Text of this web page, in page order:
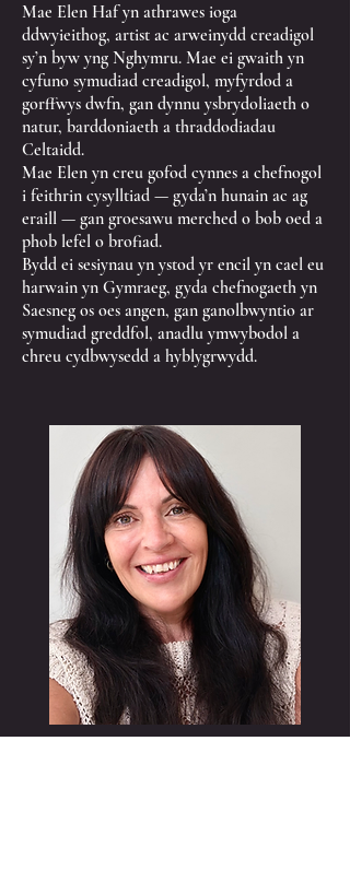
Mae Elen Haf yn athrawes ioga
ddwyieithog, artist ac arweinydd creadigol
sy’n byw yng Nghymru. Mae ei gwaith yn
cyfuno symudiad creadigol, myfyrdod a
gorffwys dwfn, gan dynnu ysbrydoliaeth o
natur, barddoniaeth a thraddodiadau
Celtaidd.
Mae Elen yn creu gofod cynnes a chefnogol
i feithrin cysylltiad — gyda’n hunain ac ag
eraill — gan groesawu merched o bob oed a
phob lefel o brofiad.
Bydd ei sesiynau yn ystod yr encil yn cael eu
harwain yn Gymraeg, gyda chefnogaeth yn
Saesneg os oes angen, gan ganolbwyntio ar
symudiad greddfol, anadlu ymwybodol a
chreu cydbwysedd a hyblygrwydd.